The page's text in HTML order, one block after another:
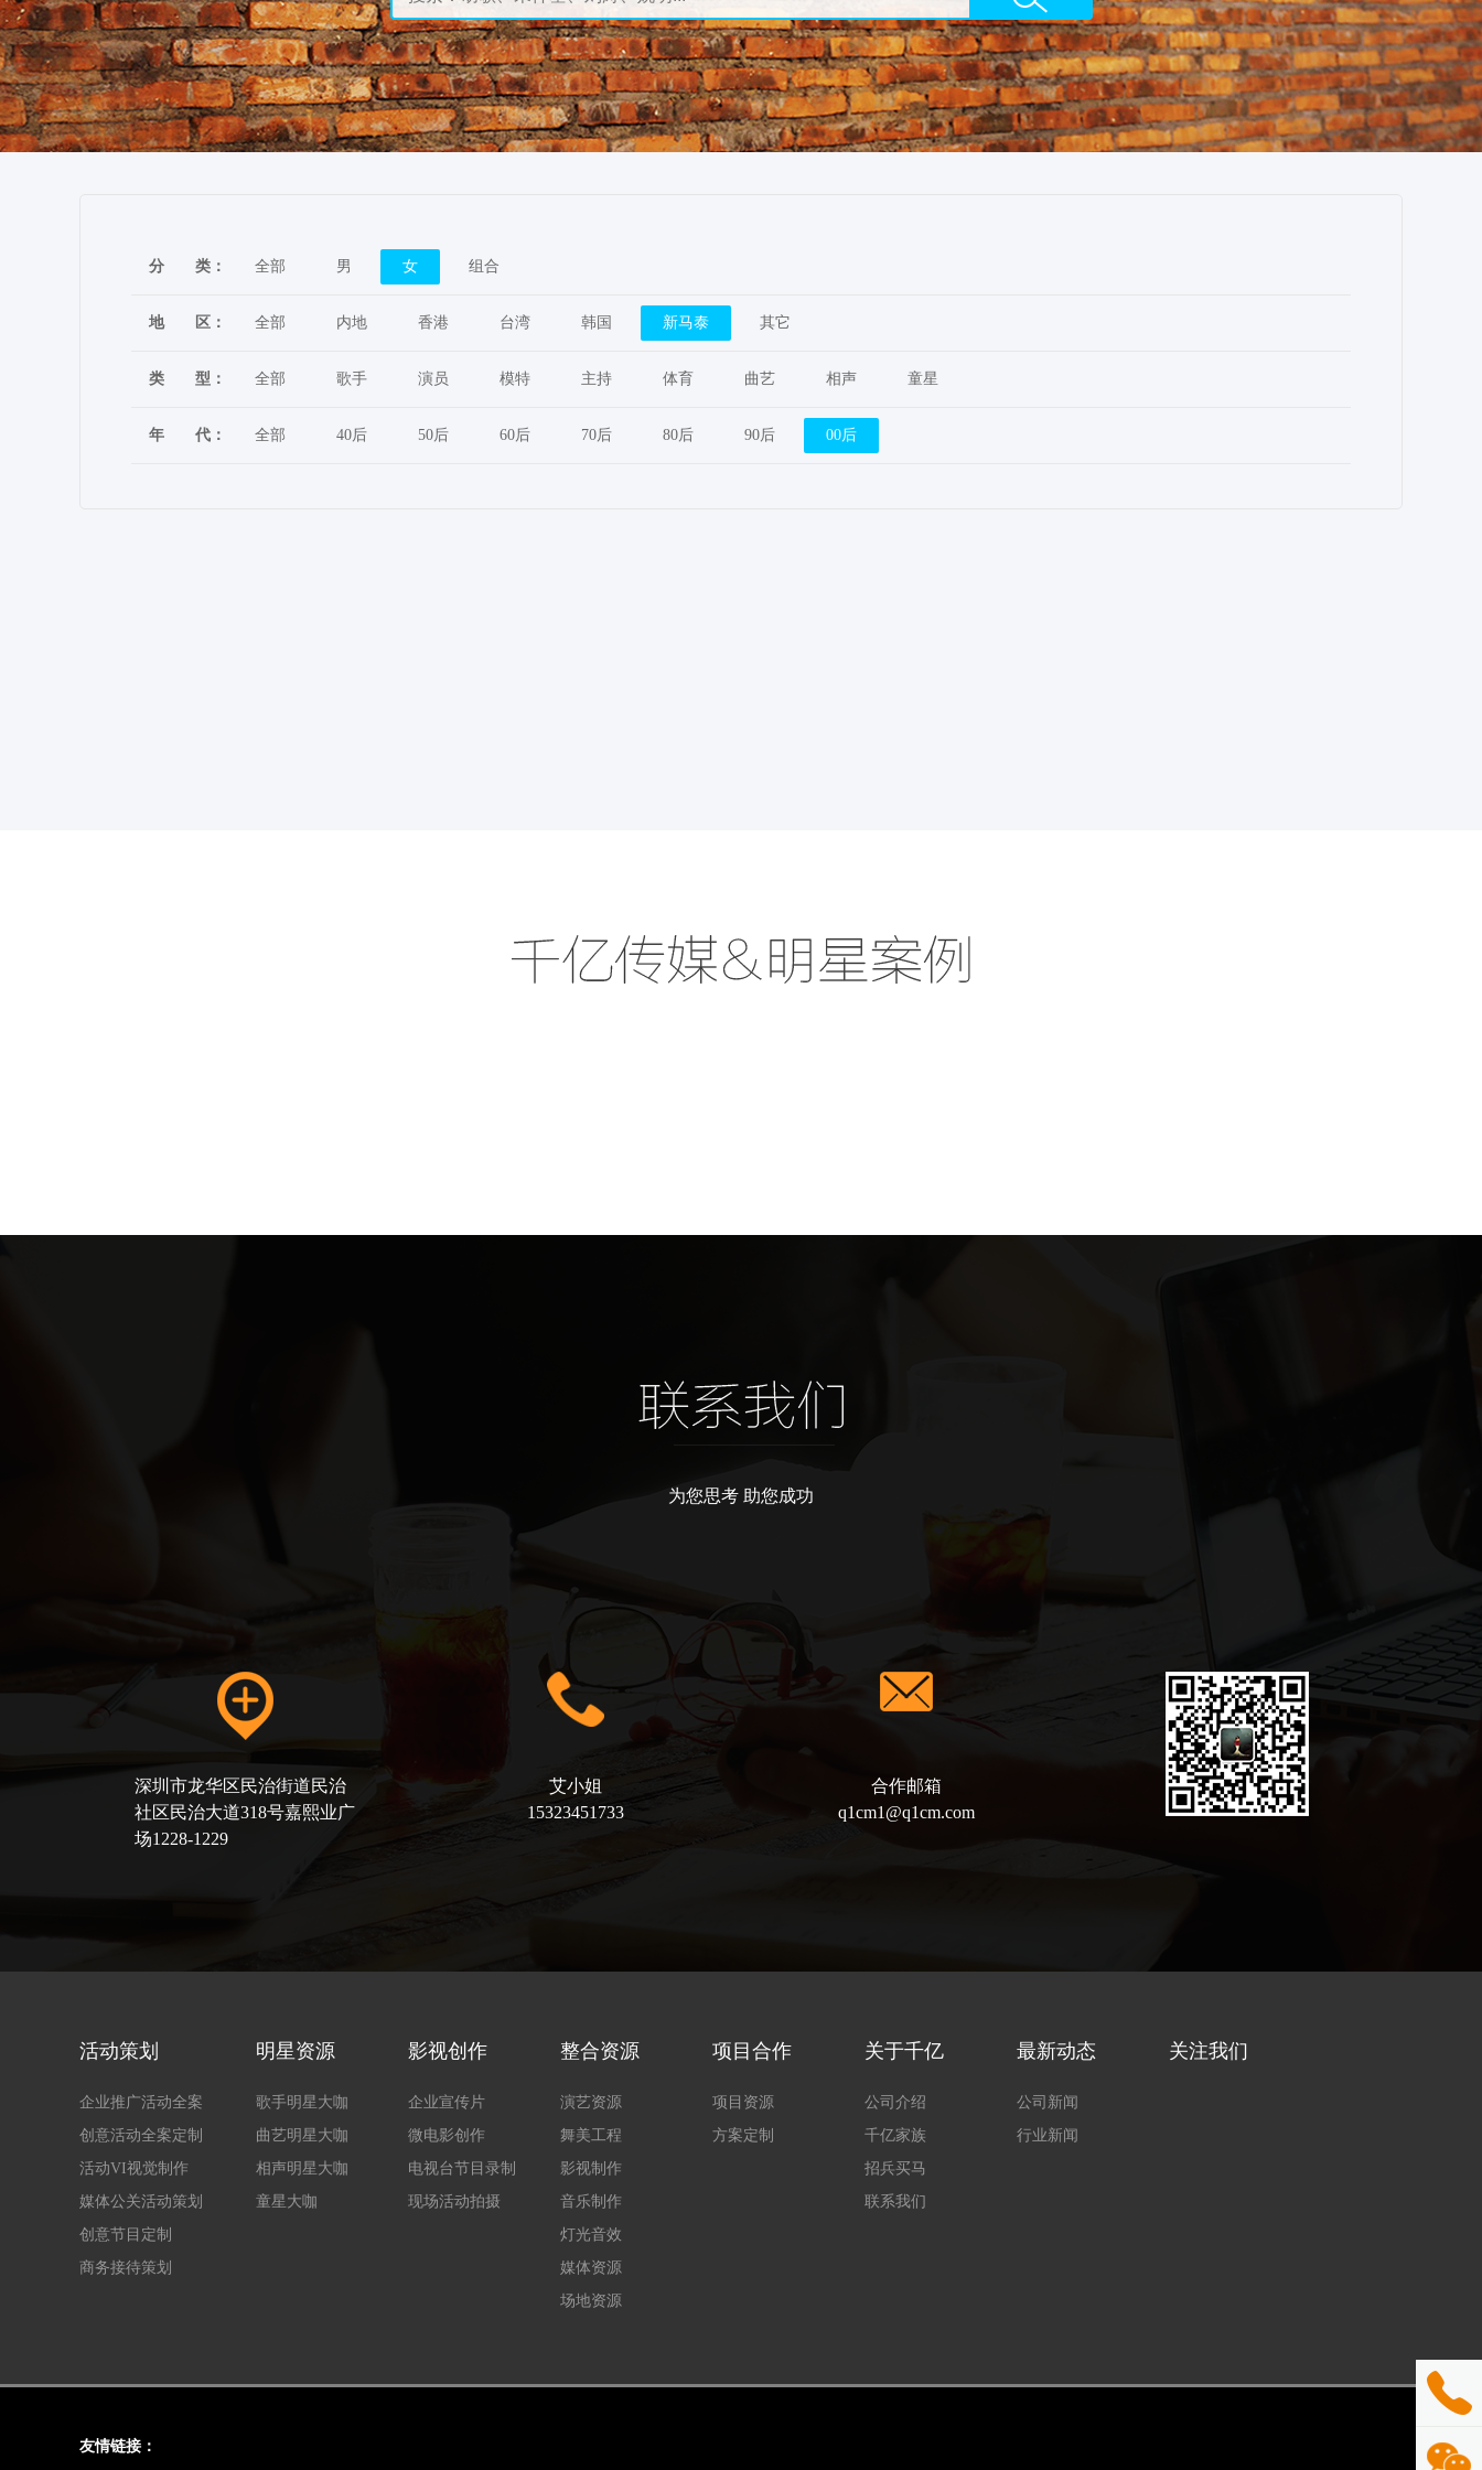
分 类： 全部 男 女 组合
地 区： 全部 内地 香港 台湾 韩国 新马泰 其它
类 型： 全部 歌手 演员 模特 主持 体育 曲艺 相声 童星
年 代： 全部 40后 50后 60后 70后 80后 90后 00后
为您思考 助您成功
深圳市龙华区民治街道民治
社区民治大道318号嘉熙业广
场1228-1229
艾小姐
15323451733
合作邮箱
q1cm1@q1cm.com
活动策划
企业推广活动全案
创意活动全案定制
活动VI视觉制作
媒体公关活动策划
创意节目定制
商务接待策划
明星资源
歌手明星大咖
曲艺明星大咖
相声明星大咖
童星大咖
影视创作
企业宣传片
微电影创作
电视台节目录制
现场活动拍摄
整合资源
演艺资源
舞美工程
影视制作
音乐制作
灯光音效
媒体资源
场地资源
项目合作
项目资源
方案定制
关于千亿
公司介绍
千亿家族
招兵买马
联系我们
最新动态
公司新闻
行业新闻
关注我们
友情链接：